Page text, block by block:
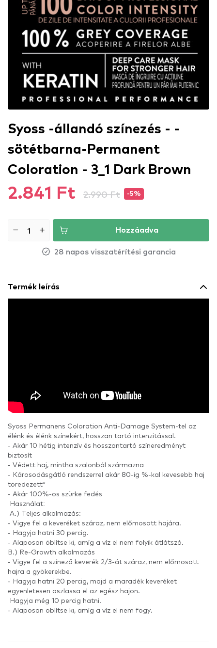
Syoss -állandó színezés - -
sötétbarna-Permanent
Coloration - 3_1 Dark Brown
2.841 Ft 2.990 Ft -5%
Hozzáadva
28 napos visszatérítési garancia
Termék leírás
Syoss Permanens Coloration Anti-Damage System-tel az
élénk és élénk színekért, hosszan tartó intenzitással.
- Akár 10 hétig intenzív és hosszantartó színeredményt
biztosít
- Védett haj, mintha szalonból származna
- Károsodásgátló rendszerrel akár 80-ig %-kal kevesebb haj
töredezett*
- Akár 100%-os szürke fedés
Használat:
A.) Teljes alkalmazás:
- Vigye fel a keveréket száraz, nem előmosott hajára.
- Hagyja hatni 30 percig.
- Alaposan öblítse ki, amíg a víz el nem folyik átlátszó.
B.) Re-Growth alkalmazás
- Vigye fel a színező keverék 2/3-át száraz, nem előmosott
hajra a gyökerekbe.
- Hagyja hatni 20 percig, majd a maradék keveréket
egyenletesen oszlassa el az egész hajon.
Hagyja még 10 percig hatni.
- Alaposan öblítse ki, amíg a víz el nem fogy.